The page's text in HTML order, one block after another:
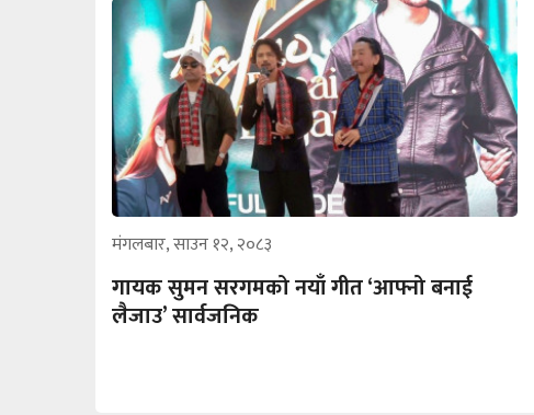
मंगलबार, साउन १२, २०८३
गायक सुमन सरगमको नयाँ गीत ‘आफ्नो बनाई
लैजाउ’ सार्वजनिक